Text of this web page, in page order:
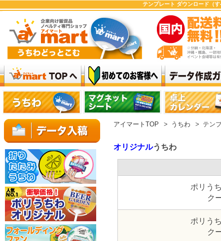
テンプレート ダウンロード（
アイマートTOP > うちわ > テン
オリジナルうちわ
ポリう
ク
ポリう
ク